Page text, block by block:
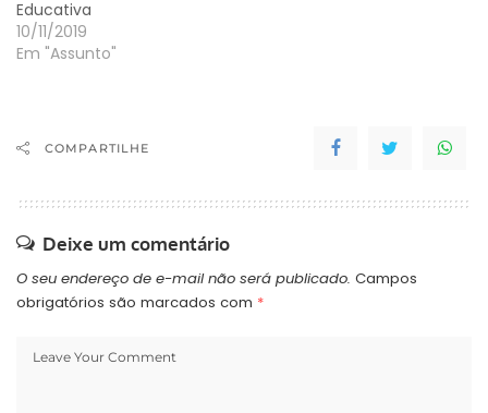
Educativa
10/11/2019
Em "Assunto"
COMPARTILHE
Deixe um comentário
O seu endereço de e-mail não será publicado. Campos
obrigatórios são marcados com *